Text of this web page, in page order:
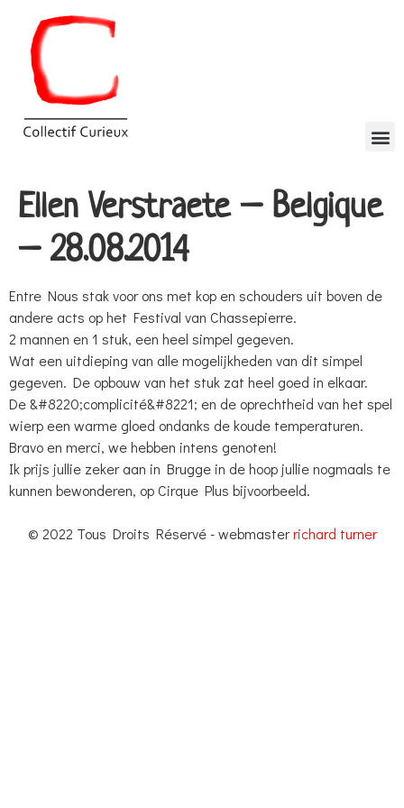
Ellen Verstraete – Belgique
– 28.08.2014
Entre Nous stak voor ons met kop en schouders uit boven de
andere acts op het Festival van Chassepierre.
2 mannen en 1 stuk, een heel simpel gegeven.
Wat een uitdieping van alle mogelijkheden van dit simpel
gegeven. De opbouw van het stuk zat heel goed in elkaar.
De &#8220;complicité&#8221; en de oprechtheid van het spel
wierp een warme gloed ondanks de koude temperaturen.
Bravo en merci, we hebben intens genoten!
Ik prijs jullie zeker aan in Brugge in de hoop jullie nogmaals te
kunnen bewonderen, op Cirque Plus bijvoorbeeld.
© 2022 Tous Droits Réservé - webmasterrichard turner